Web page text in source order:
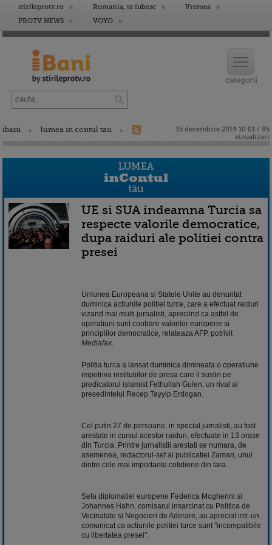
stirileprotv.ro Romania, te iubesc
Vremea
PROTV NEWS
VOYO
ibani lumea in contul tau
15 decembrie 2014 10:01 / 95
vizualizari
UE si SUA indeamna Turcia sa
respecte valorile democratice,
dupa raiduri ale politiei contra
presei
Uniunea Europeana si Statele Unite au denuntat
duminica actiunile politiei turce, care a efectuat raiduri
vizand mai multi jurnalisti, apreciind ca astfel de
operatiuni sunt contrare valorilor europene si
principiilor democratice, relateaza AFP, potrivit
Mediafax
Politia turca a lansat duminica dimineata o operatiune
impotriva institutiilor de presa care il sustin pe
predicatorul islamist Fethullah Gulen, un rival al
presedintelui Recep Tayyip Erdogan.
Cel putin 27 de persoane, in special jurnalisti, au fost
arestate in cursul acestor raiduri, efectuate in 13 orase
din Turcia. Printre jurnalistii arestati se numara, de
asemenea, redactorul-sef al publicatiei Zaman, unul
dintre cele mai importante cotidiene din tara.
Sefa diplomatiei europene Federica Mogherini si
Johannes Hahn, comisarul insarcinat cu Politica de
Vecinatate si Negocieri de Aderare, au apreciat intr-un
comunicat ca actiunile politiei turce sunt "incompatibile
cu libertatea presei".